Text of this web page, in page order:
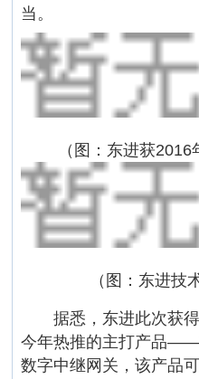
当。
（图：东进获2016
（图：东进技
据悉，东进此次获得
今年热推的主打产品――
数字中继网关，该产品